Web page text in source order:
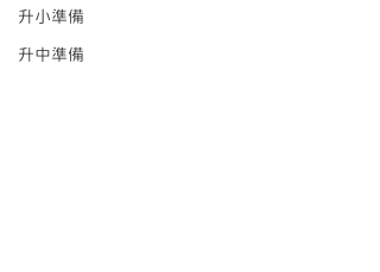
升小準備
升中準備